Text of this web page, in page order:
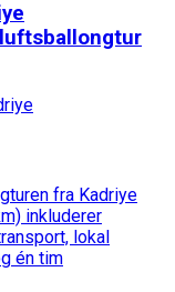
fra Kadriye
inkluderer
lokal
én tim